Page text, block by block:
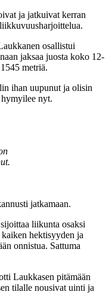
ja jatkuivat kerran
osallistui
jaksaa juosta koko 12-
metriä.
ihan uupunut ja olisin
nyt.
jatkamaan.
liikunta osaksi
hektisyyden ja
onnistua. Sattuma
Laukkasen pitämään
tilalle nousivat uinti ja